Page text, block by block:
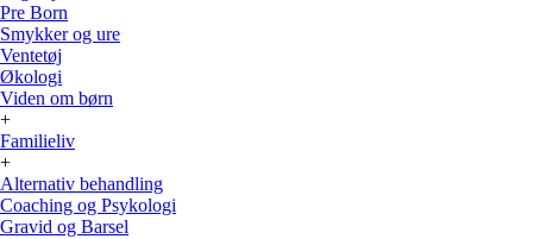
Pre Born
Smykker og ure
Ventetøj
Økologi
Viden om børn
+
Familieliv
+
Alternativ behandling
Coaching og Psykologi
Gravid og Barsel